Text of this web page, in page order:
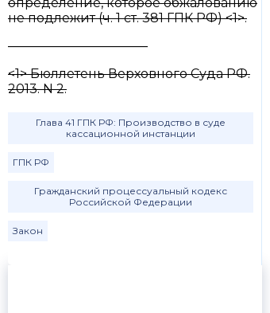
не подлежит (ч. 1 ст. 381 ГПК РФ) <1>.
———————————
<1> Бюллетень Верховного Суда РФ.
2013. N 2.
Глава 41 ГПК РФ: Производство в суде
кассационной инстанции
ГПК РФ
Гражданский процессуальный кодекс
Российской Федерации
Закон